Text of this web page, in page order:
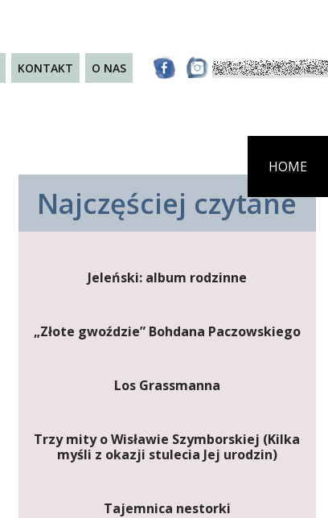
KONTAKT O NAS
HOME
Najczęściej czytane
Jeleński: album rodzinne
„Złote gwoździe” Bohdana Paczowskiego
Los Grassmanna
Trzy mity o Wisławie Szymborskiej (Kilka
myśli z okazji stulecia Jej urodzin)
Tajemnica nestorki